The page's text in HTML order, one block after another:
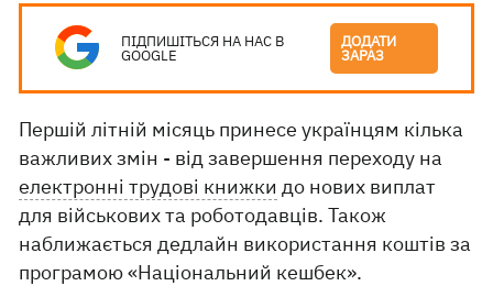
ПІДПИШІТЬСЯ НА НАС В
GOOGLE
ДОДАТИ
ЗАРАЗ
Першій літній місяць принесе українцям кілька
важливих змін - від завершення переходу на
електронні трудові книжки до нових виплат
для військових та роботодавців. Також
наближається дедлайн використання коштів за
програмою «Національний кешбек».